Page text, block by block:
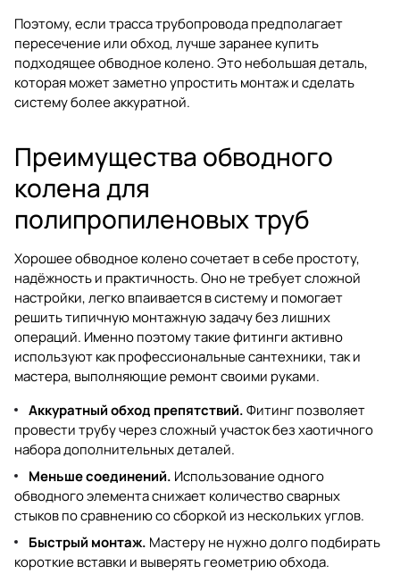
Поэтому, если трасса трубопровода предполагает
пересечение или обход, лучше заранее купить
подходящее обводное колено. Это небольшая деталь,
которая может заметно упростить монтаж и сделать
систему более аккуратной.
Преимущества обводного
колена для
полипропиленовых труб
Хорошее обводное колено сочетает в себе простоту,
надёжность и практичность. Оно не требует сложной
настройки, легко впаивается в систему и помогает
решить типичную монтажную задачу без лишних
операций. Именно поэтому такие фитинги активно
используют как профессиональные сантехники, так и
мастера, выполняющие ремонт своими руками.
Аккуратный обход препятствий.Фитинг позволяет
провести трубу через сложный участок без хаотичного
набора дополнительных деталей.
Меньше соединений. Использование одного
обводного элемента снижает количество сварных
стыков по сравнению со сборкой из нескольких углов.
Быстрый монтаж. Мастеру не нужно долго подбирать
короткие вставки и выверять геометрию обхода.